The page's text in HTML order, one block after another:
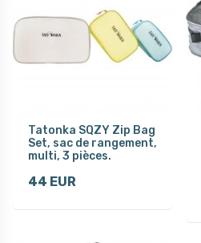
Tatonka SQZY Zip Bag
Set, sac de rangement,
multi, 3 pièces.
44 EUR